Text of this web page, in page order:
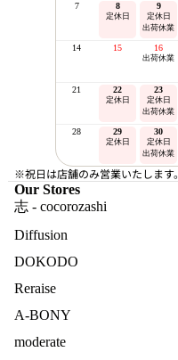
7 8
定休日
9
定休日
出荷休業
14 15 16
出荷休業
21 22
定休日
23
定休日
出荷休業
28 29
定休日
30
定休日
出荷休業
※祝日は店舗のみ営業いたします。
Our Stores
志 - cocorozashi
Diffusion
DOKODO
Reraise
A-BONY
moderate